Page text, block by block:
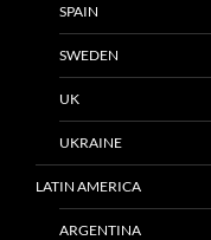
SPAIN
SWEDEN
UK
UKRAINE
LATIN AMERICA
ARGENTINA